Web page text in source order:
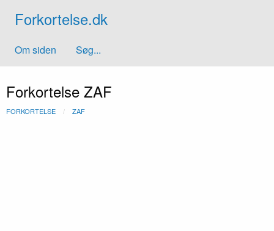
Forkortelse.dk
Om siden Søg...
Forkortelse ZAF
FORKORTELSE ZAF